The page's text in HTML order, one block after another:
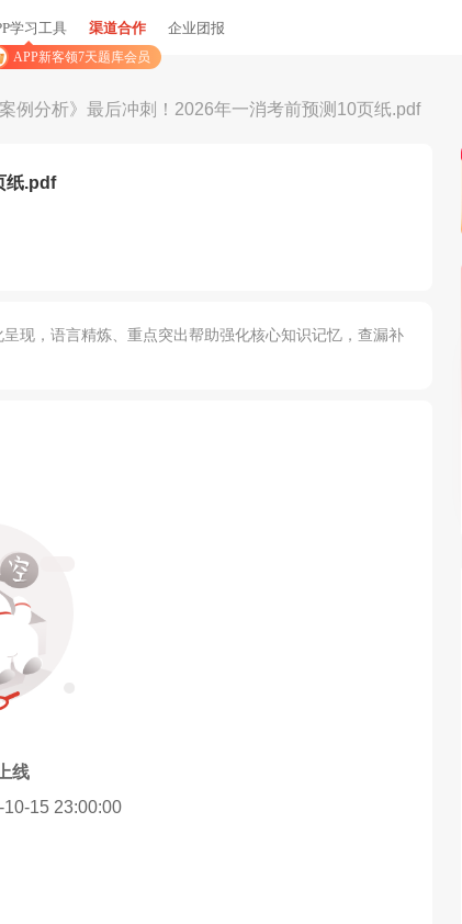
学习工具
APP新客领7天题库会员
渠道合作 企业团报
案例分析》最后冲刺！2026年一消考前预测10页纸.pdf
纸.pdf
现，语言精炼、重点突出帮助强化核心知识记忆，查漏补
线
15 23:00:00